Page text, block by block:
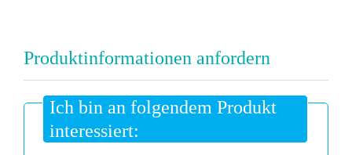
Produktinformationen anfordern
Ich bin an folgendem Produkt
interessiert: